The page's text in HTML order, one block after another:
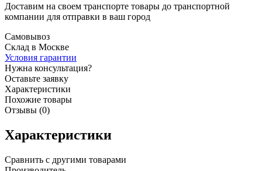
Доставим на своем транспорте товары до транспортной
компании для отправки в ваш город
Самовывоз
Склад в Москве
Условия гарантии
Нужна консультация?
Оставьте заявку
Характеристики
Похожие товары
Отзывы (0)
Характеристики
Сравнить с другими товарами